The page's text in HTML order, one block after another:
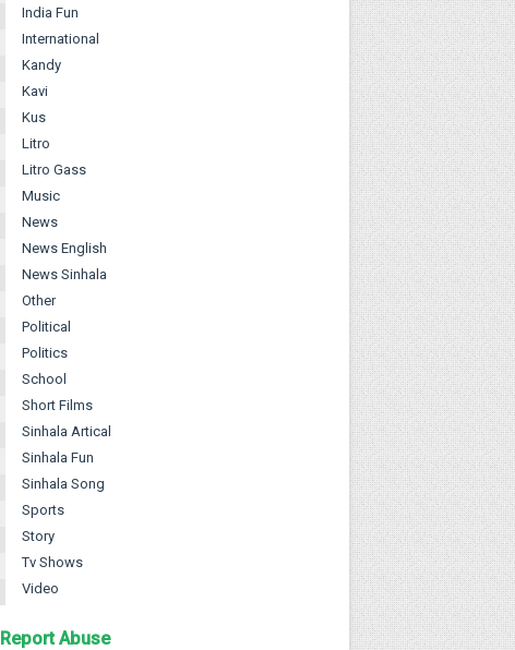
India Fun
International
Kandy
Kavi
Kus
Litro
Litro Gass
Music
News
News English
News Sinhala
Other
Political
Politics
School
Short Films
Sinhala Artical
Sinhala Fun
Sinhala Song
Sports
Story
Tv Shows
Video
Report Abuse